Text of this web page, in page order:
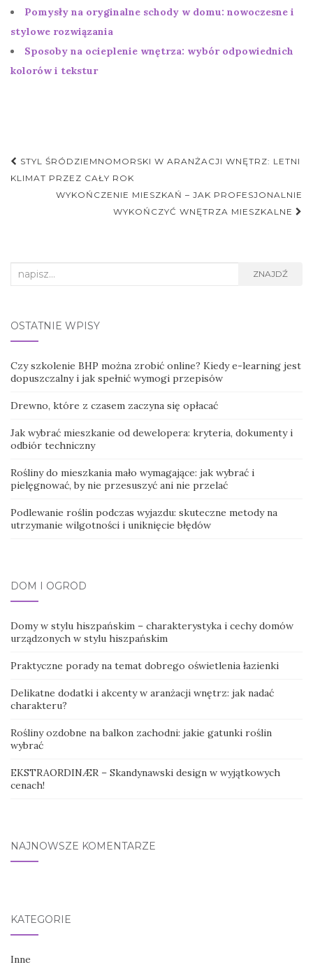
Pomysły na oryginalne schody w domu: nowoczesne i
stylowe rozwiązania
Sposoby na ocieplenie wnętrza: wybór odpowiednich
kolorów i tekstur
Nawigacja
postu
STYL ŚRÓDZIEMNOMORSKI W ARANŻACJI WNĘTRZ: LETNI
KLIMAT PRZEZ CAŁY ROK
WYKOŃCZENIE MIESZKAŃ – JAK PROFESJONALNIE
WYKOŃCZYĆ WNĘTRZA MIESZKALNE
Search
ZNAJDŹ
OSTATNIE WPISY
Czy szkolenie BHP można zrobić online? Kiedy e-learning jest
dopuszczalny i jak spełnić wymogi przepisów
Drewno, które z czasem zaczyna się opłacać
Jak wybrać mieszkanie od dewelopera: kryteria, dokumenty i
odbiór techniczny
Rośliny do mieszkania mało wymagające: jak wybrać i
pielęgnować, by nie przesuszyć ani nie przelać
Podlewanie roślin podczas wyjazdu: skuteczne metody na
utrzymanie wilgotności i uniknięcie błędów
DOM I OGRÓD
Domy w stylu hiszpańskim – charakterystyka i cechy domów
urządzonych w stylu hiszpańskim
Praktyczne porady na temat dobrego oświetlenia łazienki
Delikatne dodatki i akcenty w aranżacji wnętrz: jak nadać
charakteru?
Rośliny ozdobne na balkon zachodni: jakie gatunki roślin
wybrać
EKSTRAORDINÆR – Skandynawski design w wyjątkowych
cenach!
NAJNOWSZE KOMENTARZE
KATEGORIE
Inne